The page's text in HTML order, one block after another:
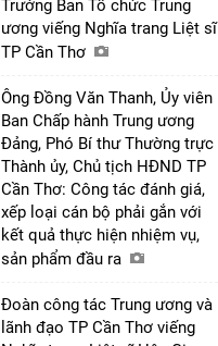
Trưởng Ban Tổ chức Trung
ương viếng Nghĩa trang Liệt sĩ
TP Cần Thơ
Ông Đồng Văn Thanh, Ủy viên
Ban Chấp hành Trung ương
Đảng, Phó Bí thư Thường trực
Thành ủy, Chủ tịch HĐND TP
Cần Thơ: Công tác đánh giá,
xếp loại cán bộ phải gắn với
kết quả thực hiện nhiệm vụ,
sản phẩm đầu ra
Đoàn công tác Trung ương và
lãnh đạo TP Cần Thơ viếng